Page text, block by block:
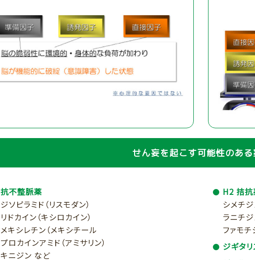
せん妄を起こす可能性のあ
抗不整脈薬
ジソピラミド（リスモダン）
リドカイン（キシロカイン）
メキシレチン（メキシチール
プロカインアミド（アミサリン）
キニジン など
H2 拮
シメチジ
ラニチジ
ファモチ
ジギタ